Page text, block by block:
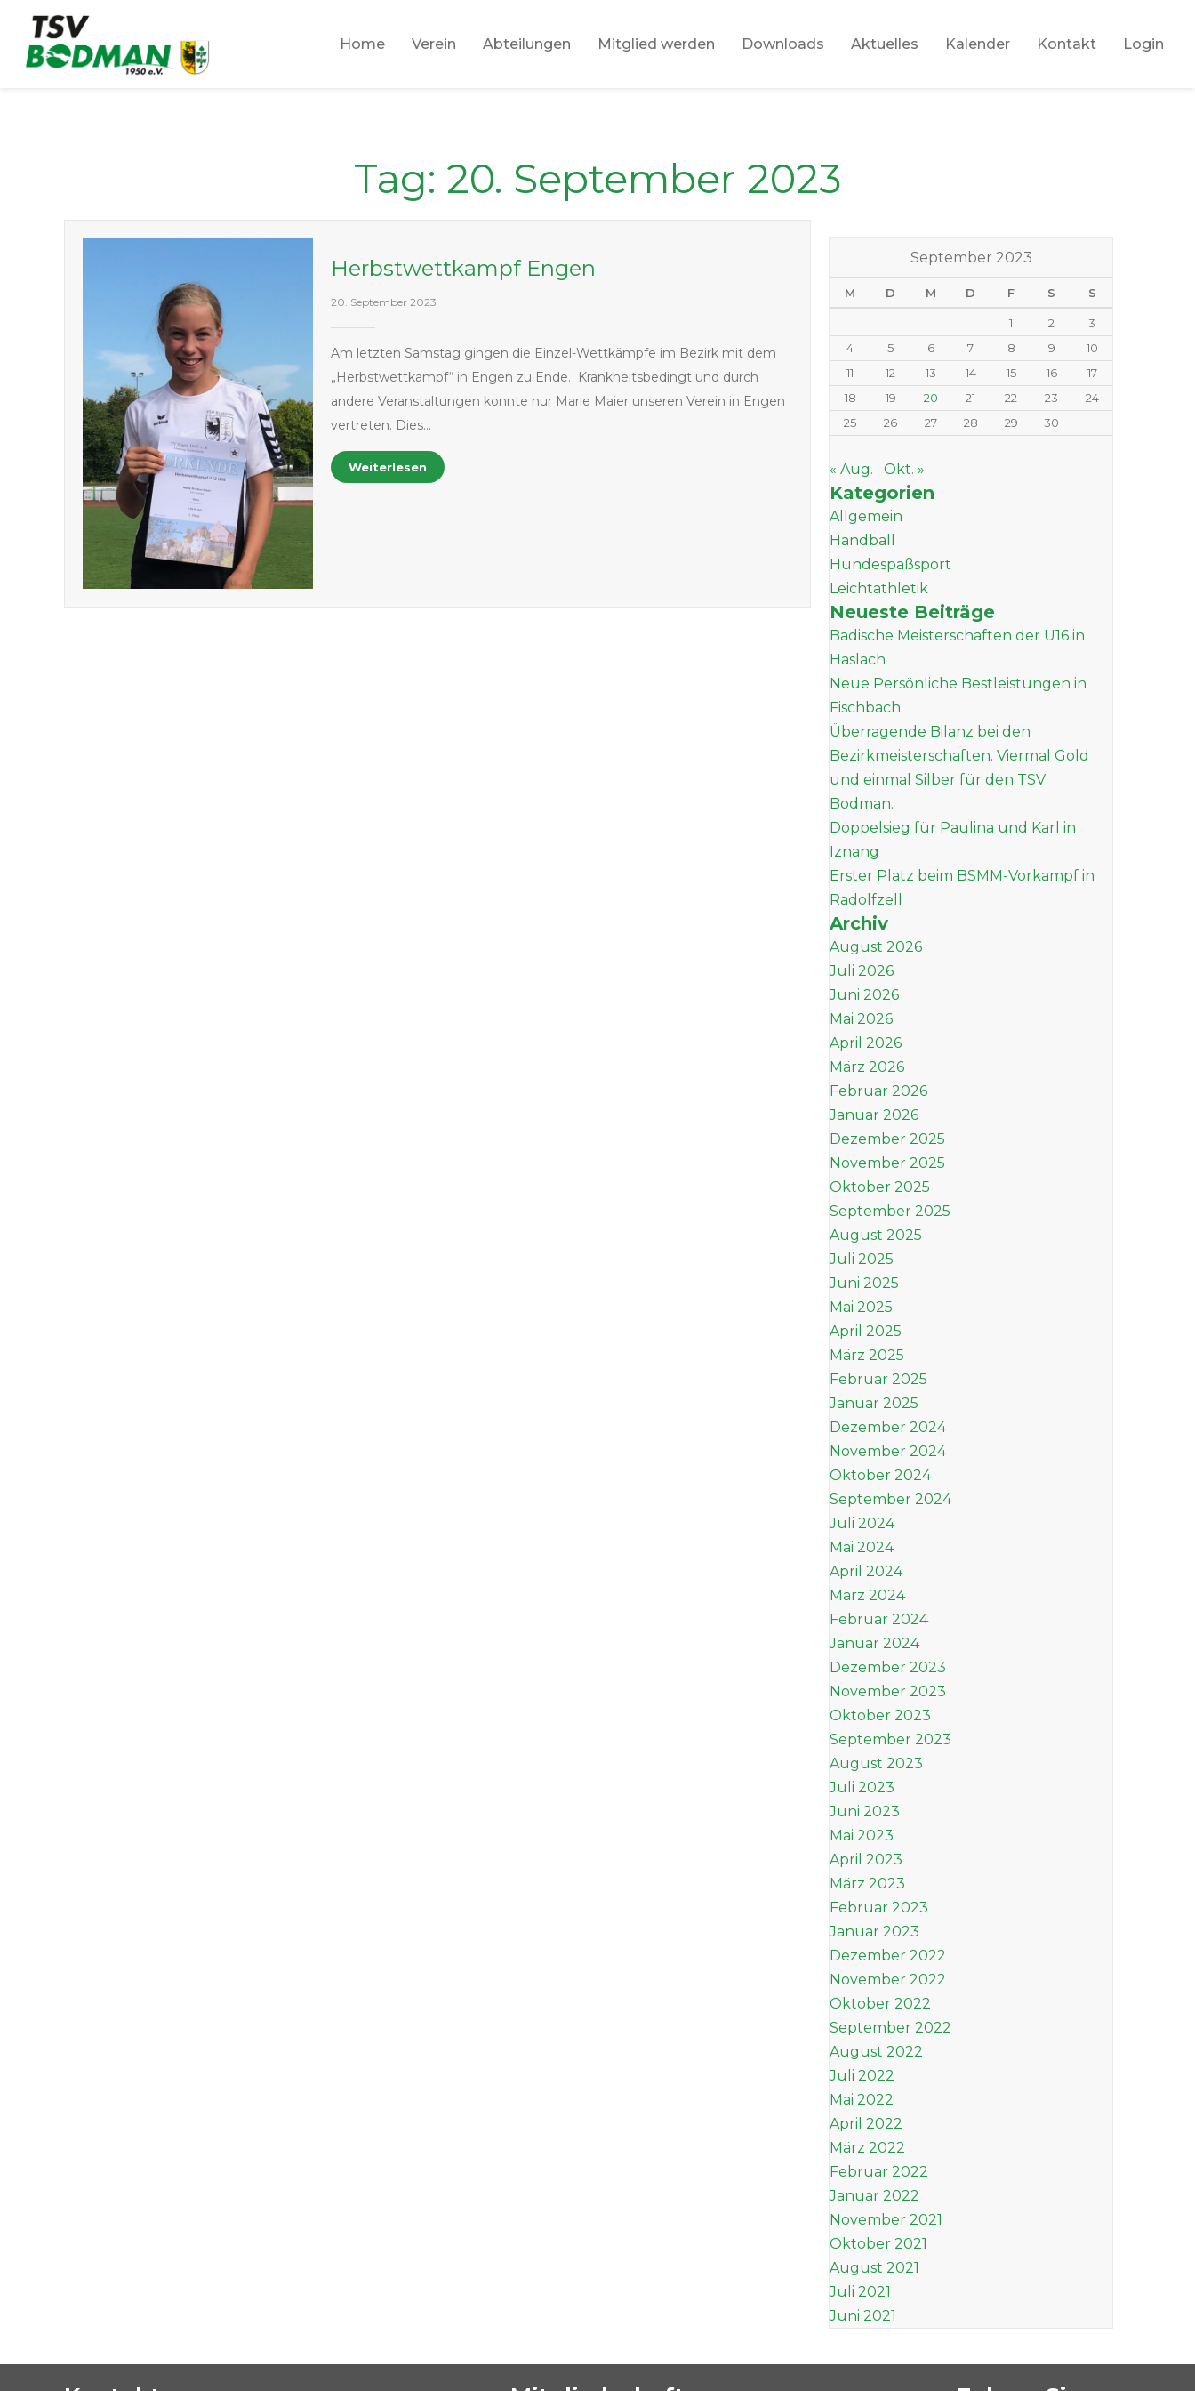
Zum
Inhalt
springen
Home Verein Abteilungen Mitglied werden Downloads Aktuelles Kalender Kontakt Login
Tag: 20. September 2023
Herbstwettkampf Engen
20. September 2023
Am letzten Samstag gingen die Einzel-Wettkämpfe im Bezirk mit dem
„Herbstwettkampf“ in Engen zu Ende. Krankheitsbedingt und durch
andere Veranstaltungen konnte nur Marie Maier unseren Verein in Engen
vertreten. Dies…
Weiterlesen
September 2023
M D M D F S S
1 2
3
4
5 6 7 8 9
10
11
12 13 14 15 16
17
18
19 20 21 22 23
24
25
26 27 28 29 30
« Aug. Okt. »
Kategorien
Allgemein
Handball
Hundespaßsport
Leichtathletik
Neueste Beiträge
Badische Meisterschaften der U16 in
Haslach
Neue Persönliche Bestleistungen in
Fischbach
Überragende Bilanz bei den
Bezirkmeisterschaften. Viermal Gold
und einmal Silber für den TSV
Bodman.
Doppelsieg für Paulina und Karl in
Iznang
Erster Platz beim BSMM-Vorkampf in
Radolfzell
Archiv
August 2026
Juli 2026
Juni 2026
Mai 2026
April 2026
März 2026
Februar 2026
Januar 2026
Dezember 2025
November 2025
Oktober 2025
September 2025
August 2025
Juli 2025
Juni 2025
Mai 2025
April 2025
März 2025
Februar 2025
Januar 2025
Dezember 2024
November 2024
Oktober 2024
September 2024
Juli 2024
Mai 2024
April 2024
März 2024
Februar 2024
Januar 2024
Dezember 2023
November 2023
Oktober 2023
September 2023
August 2023
Juli 2023
Juni 2023
Mai 2023
April 2023
März 2023
Februar 2023
Januar 2023
Dezember 2022
November 2022
Oktober 2022
September 2022
August 2022
Juli 2022
Mai 2022
April 2022
März 2022
Februar 2022
Januar 2022
November 2021
Oktober 2021
August 2021
Juli 2021
Juni 2021